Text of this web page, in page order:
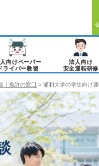
向けペーパー
ライバー教習
法人向け
安全運転研修
免許の窓口 > 浦和大学の学生向け